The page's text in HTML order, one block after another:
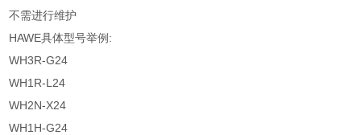
不需进行维护
HAWE具体型号举例:
WH3R-G24
WH1R-L24
WH2N-X24
WH1H-G24